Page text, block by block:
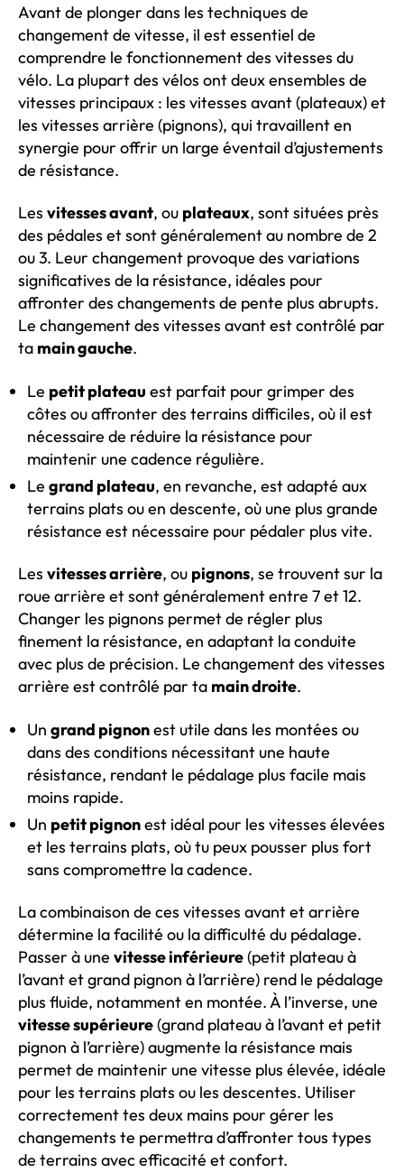
Avant de plonger dans les techniques de
changement de vitesse, il est essentiel de
comprendre le fonctionnement des vitesses du
vélo. La plupart des vélos ont deux ensembles de
vitesses principaux : les vitesses avant (plateaux) et
les vitesses arrière (pignons), qui travaillent en
synergie pour offrir un large éventail d’ajustements
de résistance.
Les vitesses avant, ou plateaux, sont situées près
des pédales et sont généralement au nombre de 2
ou 3. Leur changement provoque des variations
significatives de la résistance, idéales pour
affronter des changements de pente plus abrupts.
Le changement des vitesses avant est contrôlé par
ta main gauche.
Le petit plateau est parfait pour grimper des
côtes ou affronter des terrains difficiles, où il est
nécessaire de réduire la résistance pour
maintenir une cadence régulière.
Le grand plateau, en revanche, est adapté aux
terrains plats ou en descente, où une plus grande
résistance est nécessaire pour pédaler plus vite.
Les vitesses arrière, ou pignons, se trouvent sur la
roue arrière et sont généralement entre 7 et 12.
Changer les pignons permet de régler plus
finement la résistance, en adaptant la conduite
avec plus de précision. Le changement des vitesses
arrière est contrôlé par ta main droite.
Un grand pignonest utile dans les montées ou
dans des conditions nécessitant une haute
résistance, rendant le pédalage plus facile mais
moins rapide.
Un petit pignonest idéal pour les vitesses élevées
et les terrains plats, où tu peux pousser plus fort
sans compromettre la cadence.
La combinaison de ces vitesses avant et arrière
détermine la facilité ou la difficulté du pédalage.
Passer à une vitesse inférieure(petit plateau à
l’avant et grand pignon à l’arrière) rend le pédalage
plus fluide, notamment en montée. À l’inverse, une
vitesse supérieure(grand plateau à l’avant et petit
pignon à l’arrière) augmente la résistance mais
permet de maintenir une vitesse plus élevée, idéale
pour les terrains plats ou les descentes. Utiliser
correctement tes deux mains pour gérer les
changements te permettra d’affronter tous types
de terrains avec efficacité et confort.